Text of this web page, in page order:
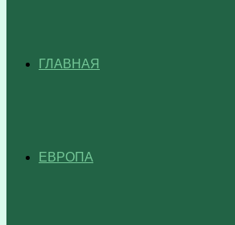
ГЛАВНАЯ
ЕВРОПА